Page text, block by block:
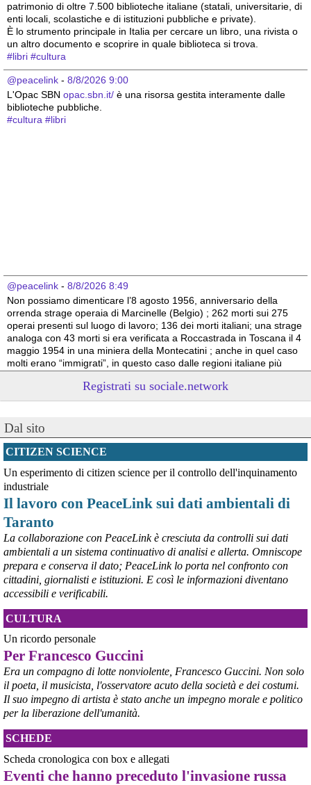
patrimonio di oltre 7.500 biblioteche italiane (statali, universitarie, di
enti locali, scolastiche e di istituzioni pubbliche e private).
È lo strumento principale in Italia per cercare un libro, una rivista o
un altro documento e scoprire in quale biblioteca si trova.
#libri #cultura
@peacelink - 8/8/2026 9:00
L'Opac SBN opac.sbn.it/ è una risorsa gestita interamente dalle
biblioteche pubbliche.
#cultura #libri
@peacelink - 8/8/2026 8:49
Non possiamo dimenticare l’8 agosto 1956, anniversario della
orrenda strage operaia di Marcinelle (Belgio) ; 262 morti sui 275
operai presenti sul luogo di lavoro; 136 dei morti italiani; una strage
analoga con 43 morti si era verificata a Roccastrada in Toscana il 4
maggio 1954 in una miniera della Montecatini ; anche in quel caso
molti erano “immigrati”, in questo caso dalle regioni italiane più
Vito Totire, portavoce RETE NAZIONALE LAVORO SICURO
#migranti #lavoratori #Marcinelle
@peacelink - 6/8/2026 21:53
askanews.it/2026/08/05/ex-ilva
“Dal confronto con tutti gli attori e dai contributi raccolti il Governo
per Taranto”, avrebbe detto il ministro Urso.
#Taranto #ILVA
@peacelink - 6/8/2026 21:50
corriereditaranto.it/2026/08/0
Aprendo i lavori, il ministro Urso ha sottolineato come il Governo
debba necessariamente prendere atto della decisione della Corte
d’Appello di Milano, ricordando che il provvedimento è già stato
inserito nella data room della procedura di vendita. “Alla luce del
nuovo scenario – ha spiegato – Jindal ha presentato una proposta
aggiornata sull’intero perimetro aziendale che tiene conto della
chiusura dell’area a caldo e che i commissari stanno valutando”.
#
Taranto
Registrati su sociale.network
Dal sito
CITIZEN SCIENCE
Un esperimento di citizen science per il controllo dell'inquinamento
industriale
Il lavoro con PeaceLink sui dati ambientali di
Taranto
La collaborazione con PeaceLink è cresciuta da controlli sui dati
ambientali a un sistema continuativo di analisi e allerta. Omniscope
prepara e conserva il dato; PeaceLink lo porta nel confronto con
cittadini, giornalisti e istituzioni. E così le informazioni diventano
accessibili e verificabili.
CULTURA
Un ricordo personale
Per Francesco Guccini
Era un compagno di lotte nonviolente, Francesco Guccini. Non solo
il poeta, il musicista, l'osservatore acuto della società e dei costumi.
Il suo impegno di artista è stato anche un impegno morale e politico
per la liberazione dell'umanità.
SCHEDE
Scheda cronologica con box e allegati
Eventi che hanno preceduto l'invasione russa